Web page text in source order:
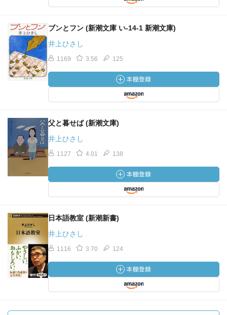
ブンとフン (新潮文庫 い-14-1 新潮文庫)
井上ひさし
1169 3.56 125
父と暮せば (新潮文庫)
井上ひさし
1127 4.01 138
日本語教室 (新潮新書)
井上ひさし
1116 3.70 124